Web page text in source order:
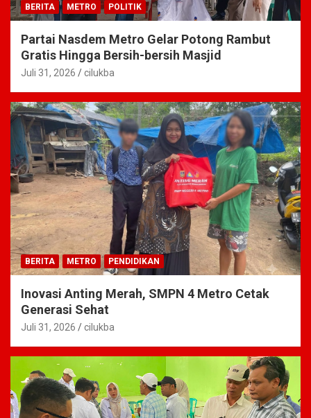
BERITA METRO POLITIK
Partai Nasdem Metro Gelar Potong Rambut
Gratis Hingga Bersih-bersih Masjid
Juli 31, 2026 cilukba
BERITA METRO PENDIDIKAN
Inovasi Anting Merah, SMPN 4 Metro Cetak
Generasi Sehat
Juli 31, 2026 cilukba